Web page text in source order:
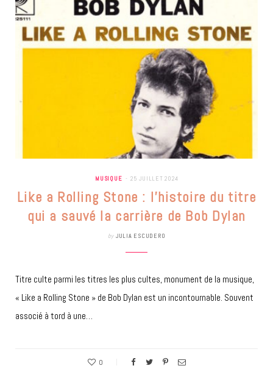
MUSIQUE 25 JUILLET 2024
Like a Rolling Stone : l’histoire du titre
qui a sauvé la carrière de Bob Dylan
by JULIA ESCUDERO
Titre culte parmi les titres les plus cultes, monument de la musique,
« Like a Rolling Stone » de Bob Dylan est un incontournable. Souvent
associé à tord à une…
0